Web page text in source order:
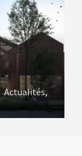
Actualités,